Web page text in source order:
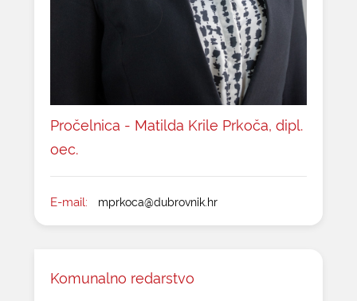
Pročelnica - Matilda Krile Prkoča, dipl.
oec.
E-mail: mprkoca@dubrovnik.hr
Komunalno redarstvo